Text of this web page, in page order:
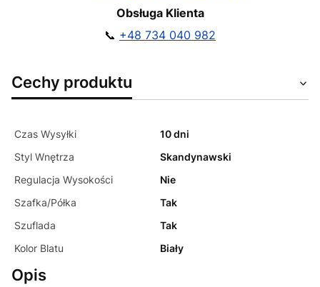
Obsługa Klienta
📞 +48 734 040 982
Cechy produktu
Czas Wysyłki
10 dni
Styl Wnętrza
Skandynawski
Regulacja Wysokości
Nie
Szafka/Półka
Tak
Szuflada
Tak
Kolor Blatu
Biały
Opis